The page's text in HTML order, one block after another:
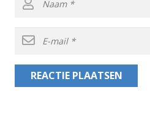
REACTIE PLAATSEN